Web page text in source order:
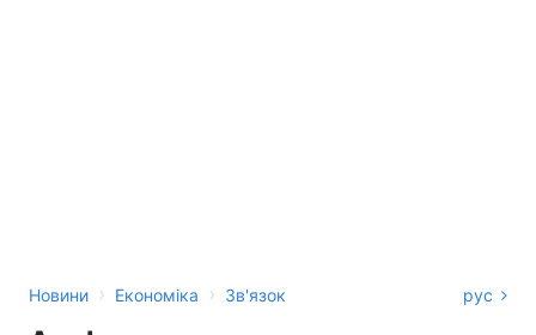
Новини › Економіка › Зв'язок рус